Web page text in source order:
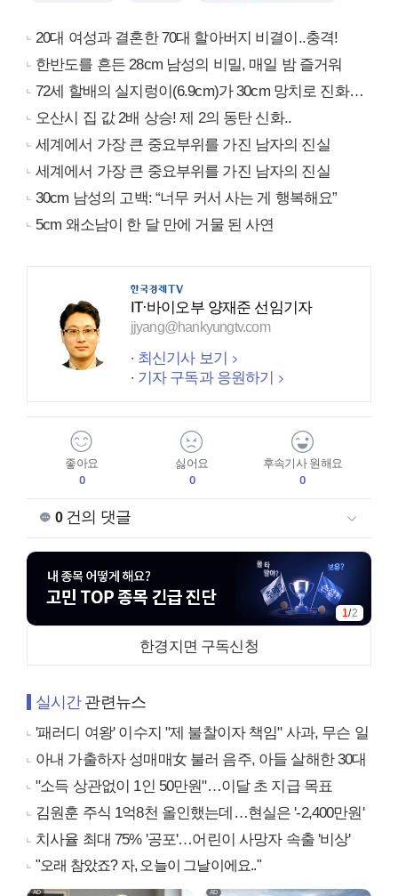
20대 여성과 결혼한 70대 할아버지 비결이..충격!
한반도를 흔든 28cm 남성의 비밀, 매일 밤 즐거워
72세 할배의 실지렁이(6.9cm)가 30cm 망치로 진화…
오산시 집 값 2배 상승! 제 2의 동탄 신화..
세계에서 가장 큰 중요부위를 가진 남자의 진실
세계에서 가장 큰 중요부위를 가진 남자의 진실
30cm 남성의 고백: “너무 커서 사는 게 행복해요”
5cm 왜소남이 한 달 만에 거물 된 사연
IT·바이오부 양재준 선임기자
jjyang@hankyungtv.com
최신기사 보기
기자 구독과 응원하기
좋아요
0
싫어요
0
후속기사 원해요
0
0건의 댓글
1/2
한경지면 구독신청
실시간관련뉴스
'패러디 여왕' 이수지 "제 불찰이자 책임" 사과, 무슨 일
아내 가출하자 성매매女 불러 음주, 아들 살해한 30대
"소득 상관없이 1인 50만원"…이달 초 지급 목표
김원훈 주식 1억8천 올인했는데…현실은 '-2,400만원'
치사율 최대 75% '공포'…어린이 사망자 속출 '비상'
"오래 참았죠? 자, 오늘이 그날이에요.."